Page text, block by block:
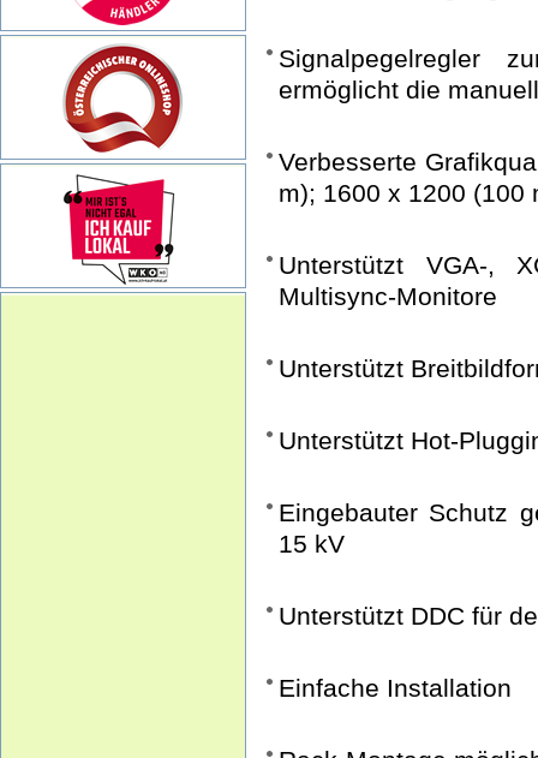
ermöglicht die
Verbesserte
m); 1600 x 1200 (100
Unterstützt VGA-,
Multisync-Monitore
Unterstützt
Unterstützt Hot-
Eingebauter Schutz
15 kV
Unterstützt DDC für
Einfache Installation